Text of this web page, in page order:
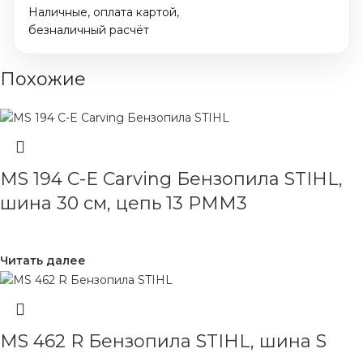
Наличные, оплата картой,
безналичный расчёт
Похожие
MS 194 C-E Cаrving Бензопила STIHL,
шина 30 см, цепь 13 PMM3
Читать далее
MS 462 R Бензопила STIHL, шина S